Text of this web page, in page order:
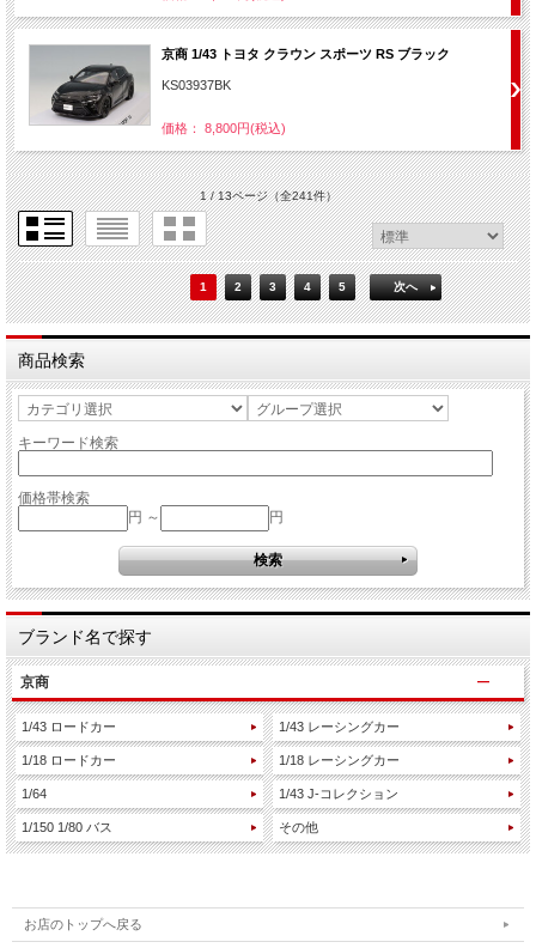
京商 1/43 トヨタ クラウン スポーツ RS ブラック
KS03937BK
価格： 8,800円(税込)
1 / 13ページ（全241件）
1 2 3 4 5 次へ
商品検索
キーワード検索
価格帯検索
円 ～
円
ブランド名で探す
京商
1/43 ロードカー
1/18 ロードカー
1/64
1/150 1/80 バス
1/43 レーシングカー
1/18 レーシングカー
1/43 J-コレクション
その他
お店のトップへ戻る